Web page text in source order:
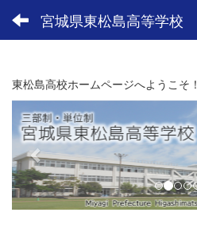
宮城県東松島高等学校
東松島高校ホームページへようこそ！
p
r
e
v
i